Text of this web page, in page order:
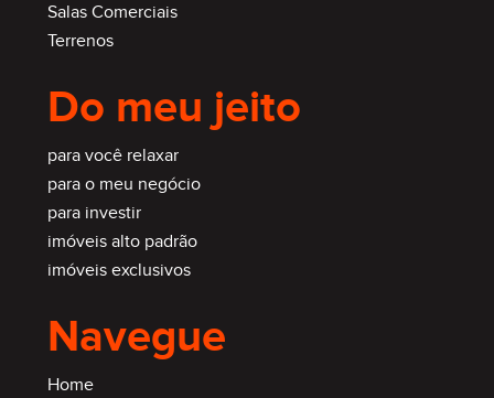
Salas Comerciais
Terrenos
Do meu jeito
para você relaxar
para o meu negócio
para investir
imóveis alto padrão
imóveis exclusivos
Navegue
Home